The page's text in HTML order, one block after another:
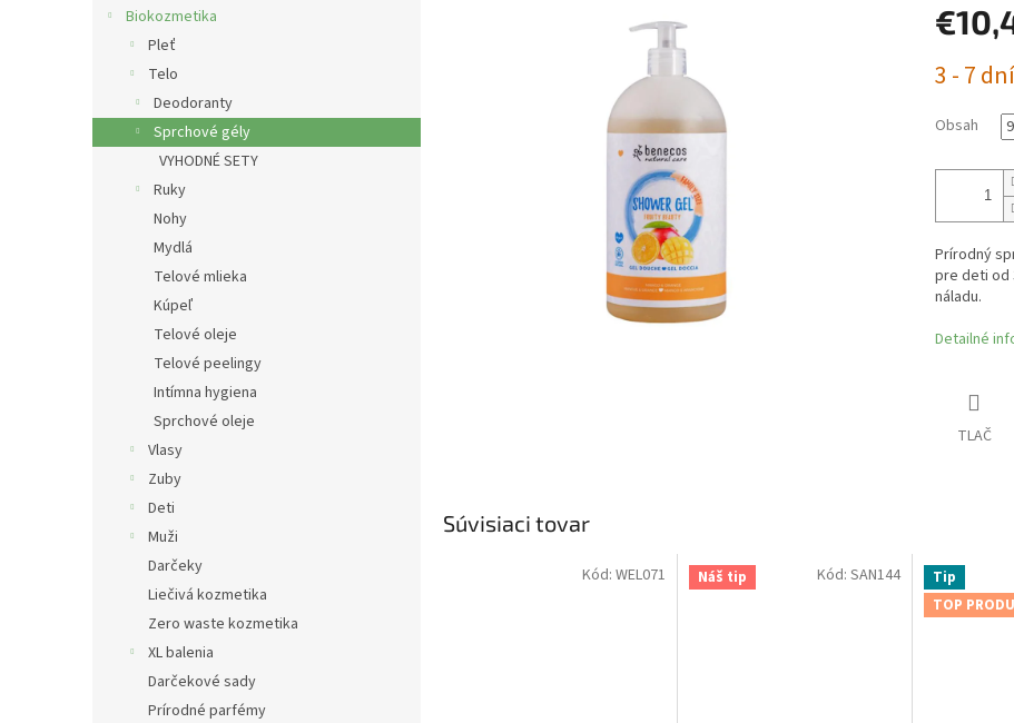
Biokozmetika
Pleť
Telo
Deodoranty
Sprchové gély
VYHODNÉ SETY
Ruky
Nohy
Mydlá
Telové mlieka
Kúpeľ
Telové oleje
Telové peelingy
Intímna hygiena
Sprchové oleje
Vlasy
Zuby
Deti
Muži
Darčeky
Liečivá kozmetika
Zero waste kozmetika
XL balenia
Darčekové sady
Prírodné parfémy
cena:
3 - 7 dní
Obsah
Prírodný
pre deti od
náladu.
Detailné
TLAČ
Súvisiaci tovar
Kód: WEL071 Náš tip Kód: SAN144
Tip
TOP